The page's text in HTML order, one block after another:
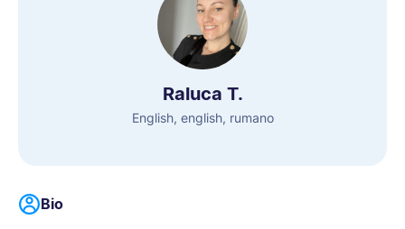
Raluca T.
English, english, rumano
Bio